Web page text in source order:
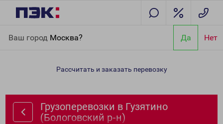
Ваш город Москва? Да Нет
(Бологовский р-н)
Рассчитать и заказать перевозку
Грузоперевозки в Гузятино
(Бологовский р-н)